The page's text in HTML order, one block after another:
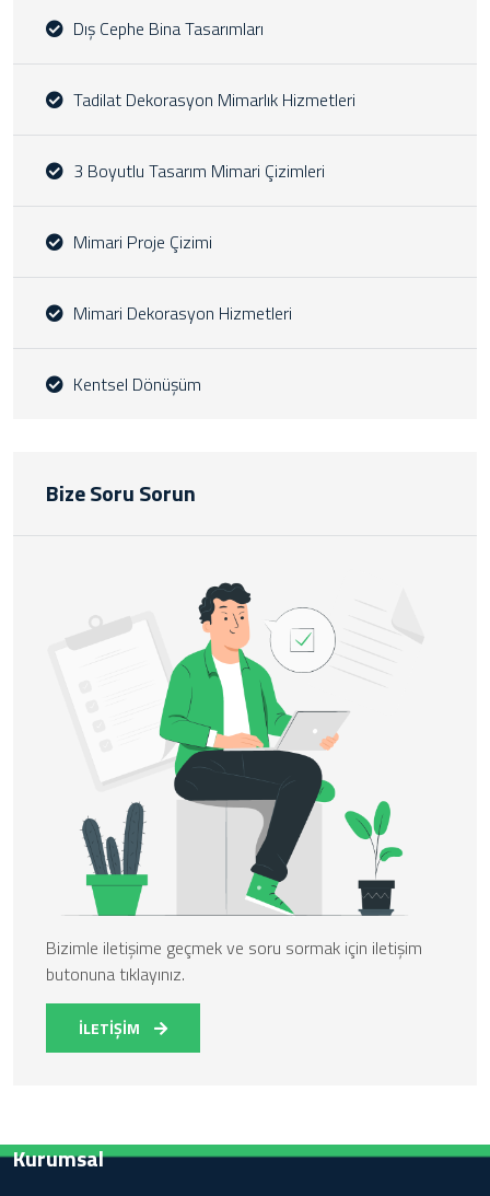
Dış Cephe Bina Tasarımları
Tadilat Dekorasyon Mimarlık Hizmetleri
3 Boyutlu Tasarım Mimari Çizimleri
Mimari Proje Çizimi
Mimari Dekorasyon Hizmetleri
Kentsel Dönüşüm
Bize Soru Sorun
Bizimle iletişime geçmek ve soru sormak için iletişim
butonuna tıklayınız.
İLETİŞİM
Kurumsal